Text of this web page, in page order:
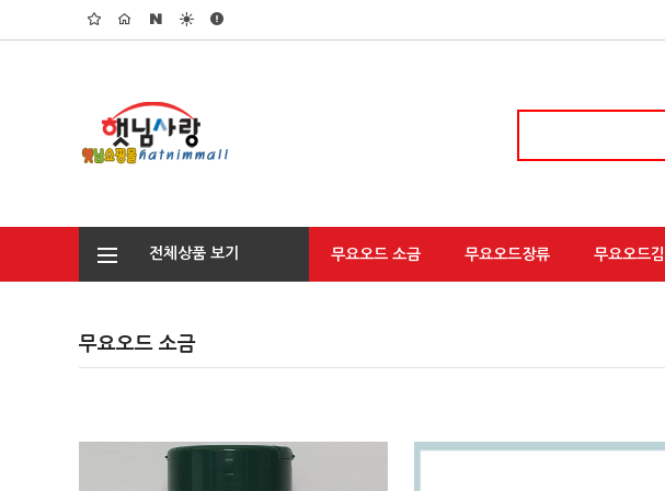
전체상품 보기 무요오드 소금 무요오드장류 무요오드김
무요오드 소금